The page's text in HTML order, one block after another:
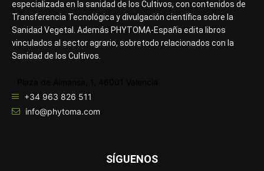
especializada en la sanidad de los Cultivos, con contenidos de
Transferencia Tecnológica y divulgación científica sobre la
Sanidad Vegetal. Además PHYTOMA-España edita libros
vinculados al sector agrario, sobretodo relacionados con la
Sanidad de los Cultivos.
+34 963 826 511
info@phytoma.com
SÍGUENOS